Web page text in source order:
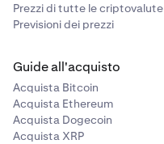
Prezzi di tutte le criptovalute
Previsioni dei prezzi
Guide all'acquisto
Acquista Bitcoin
Acquista Ethereum
Acquista Dogecoin
Acquista XRP